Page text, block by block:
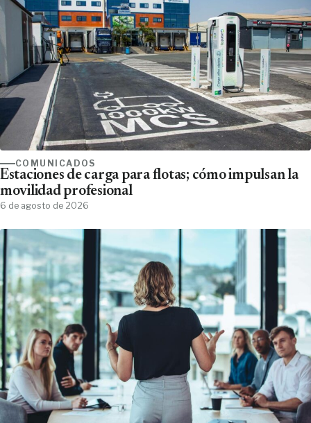
COMUNICADOS
Estaciones de carga para flotas; cómo impulsan la
movilidad profesional
6 de agosto de 2026